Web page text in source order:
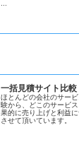
一括見積サイト比較
ほとんどの会社のサー
験から、どこのサービ
果的に売り上げと利益
させて頂いています。